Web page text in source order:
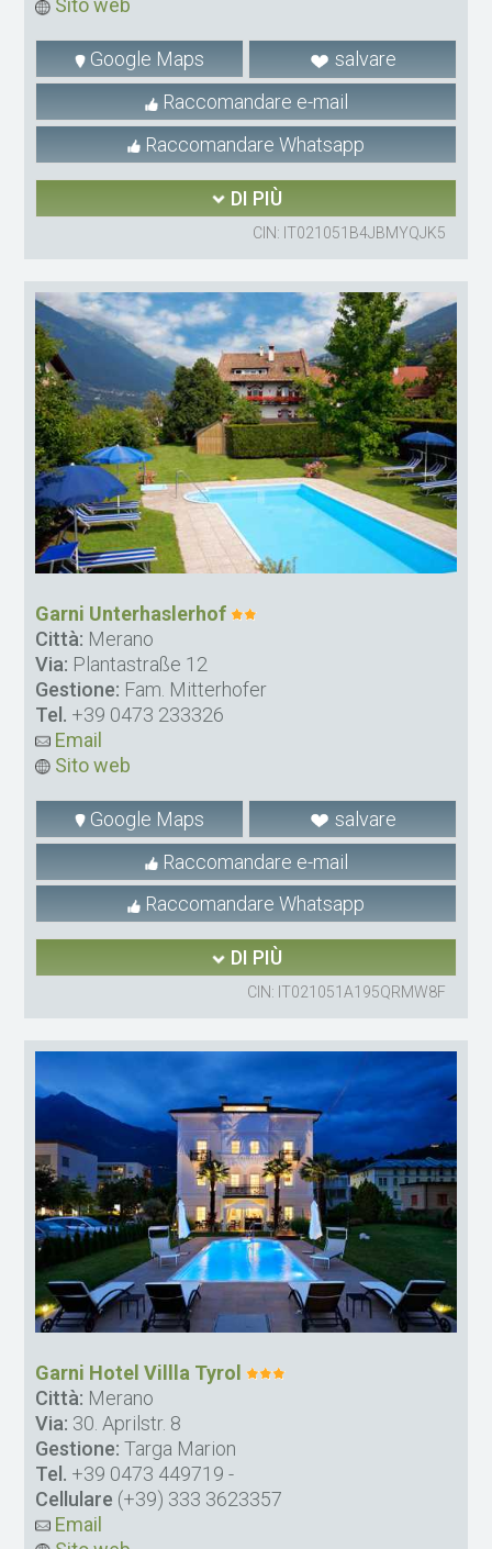
Sito web
Google Maps
salvare
Raccomandare e-mail
Raccomandare Whatsapp
DI PIÙ
CIN: IT021051B4JBMYQJK5
Garni Unterhaslerhof
Città: Merano
Via: Plantastraße 12
Gestione: Fam. Mitterhofer
Tel. +39 0473 233326
Email
Sito web
Google Maps
salvare
Raccomandare e-mail
Raccomandare Whatsapp
DI PIÙ
CIN: IT021051A195QRMW8F
Garni Hotel Villla Tyrol
Città: Merano
Via: 30. Aprilstr. 8
Gestione: Targa Marion
Tel. +39 0473 449719 -
Cellulare (+39) 333 3623357
Email